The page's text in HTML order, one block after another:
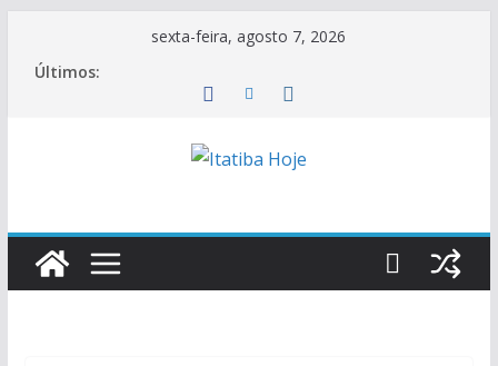
para
sexta-feira, agosto 7, 2026
Últimos: